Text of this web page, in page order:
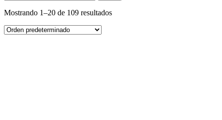
Mostrando 1–20 de 109 resultados